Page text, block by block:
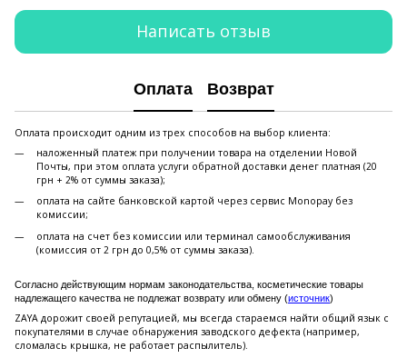
Написать отзыв
Оплата Возврат
Оплата происходит одним из трех способов на выбор клиента:
наложенный платеж при получении товара на отделении Новой
Почты, при этом оплата услуги обратной доставки денег платная (20
грн + 2% от суммы заказа);
оплата на сайте банковской картой через сервис Monopay без
комиссии;
оплата на счет без комиссии или терминал самообслуживания
(комиссия от 2 грн до 0,5% от суммы заказа).
Согласно действующим нормам законодательства, косметические товары
надлежащего качества не подлежат возврату или обмену (источник)
ZAYA дорожит своей репутацией, мы всегда стараемся найти общий язык с
покупателями в случае обнаружения заводского дефекта (например,
сломалась крышка, не работает распылитель).